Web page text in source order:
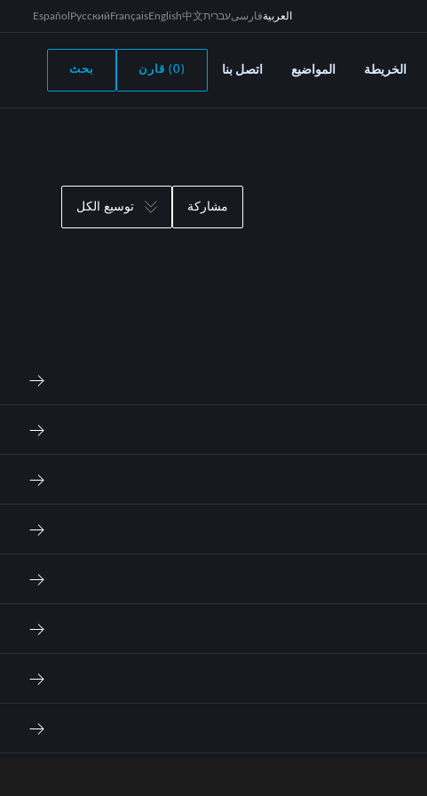
العربيةفارسیעברית中文
English
Français
Русский
Español
الخريطة المواضيع اتصل بنا (0) قارن بحث
مشاركة توسيع الكل